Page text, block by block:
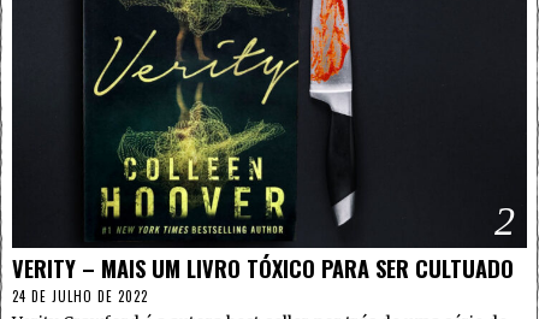
2
VERITY – MAIS UM LIVRO TÓXICO PARA SER CULTUADO
24 DE JULHO DE 2022